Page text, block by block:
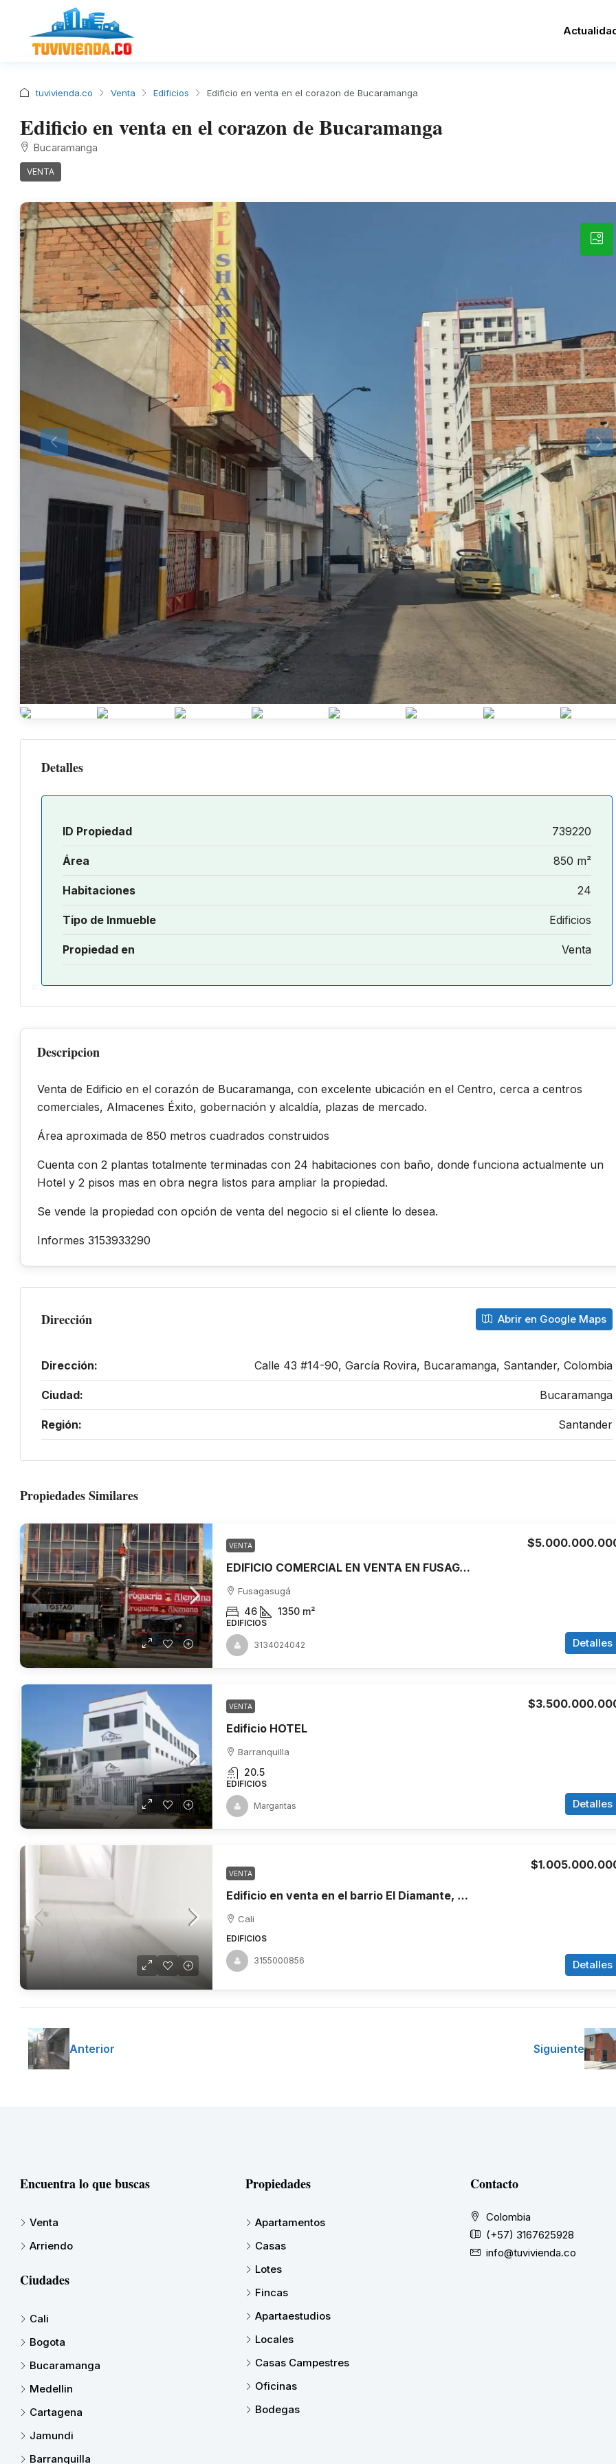
tuvivienda.co Venta Edificios Edificio en venta en el corazon de Bucaramanga
Edificio en venta en el corazon de Bucaramanga
Bucaramanga
VENTA
Detalles
ID Propiedad 739220
Área 850 m²
Habitaciones 24
Tipo de Inmueble Edificios
Propiedad en Venta
Descripcion
Venta de Edificio en el corazón de Bucaramanga, con excelente ubicación en el Centro, cerca a centros
comerciales, Almacenes Éxito, gobernación y alcaldía, plazas de mercado.
Área aproximada de 850 metros cuadrados construidos
Cuenta con 2 plantas totalmente terminadas con 24 habitaciones con baño, donde funciona actualmente un
Hotel y 2 pisos mas en obra negra listos para ampliar la propiedad.
Se vende la propiedad con opción de venta del negocio si el cliente lo desea.
Informes 3153933290
Dirección Abrir en Google Maps
Dirección: Calle 43 #14-90, García Rovira, Bucaramanga, Santander, Colombia
Ciudad: Bucaramanga
Región: Santander
Propiedades Similares
VENTA
EDIFICIO COMERCIAL EN VENTA EN FUSAGASUGA| RECIBE RENTA RECIBE RENTA INMEDIATA
Fusagasugá
46 1350 m²
EDIFICIOS
Detalles
3134024042
VENTA
Edificio HOTEL
Barranquilla
20.5
EDIFICIOS
Detalles
Margaritas
VENTA
Edificio en venta en el barrio El Diamante, Cali
Cali
EDIFICIOS
Detalles
3155000856
Anterior Siguiente
Encuentra lo que buscas
Venta
Arriendo
Ciudades
Cali
Bogota
Bucaramanga
Medellin
Cartagena
Jamundi
Barranquilla
Propiedades
Apartamentos
Casas
Lotes
Fincas
Apartaestudios
Locales
Casas Campestres
Oficinas
Bodegas
Contacto
Colombia
(+57) 3167625928
info@tuvivienda.co